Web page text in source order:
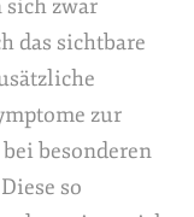
zwar
das sichtbare
zur
bei besonderen
so